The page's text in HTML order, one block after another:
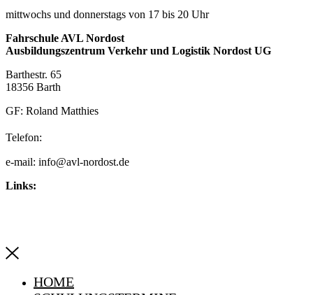
mittwochs und donnerstags von 17 bis 20 Uhr
Fahrschule AVL Nordost
Ausbildungszentrum Verkehr und Logistik Nordost UG
Barthestr. 65
18356 Barth
GF: Roland Matthies
Telefon:
e-mail: info@avl-nordost.de
Links:
HOME